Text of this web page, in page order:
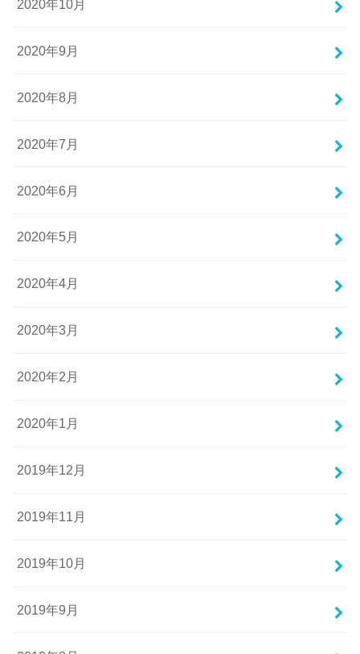
2020年10月
2020年9月
2020年8月
2020年7月
2020年6月
2020年5月
2020年4月
2020年3月
2020年2月
2020年1月
2019年12月
2019年11月
2019年10月
2019年9月